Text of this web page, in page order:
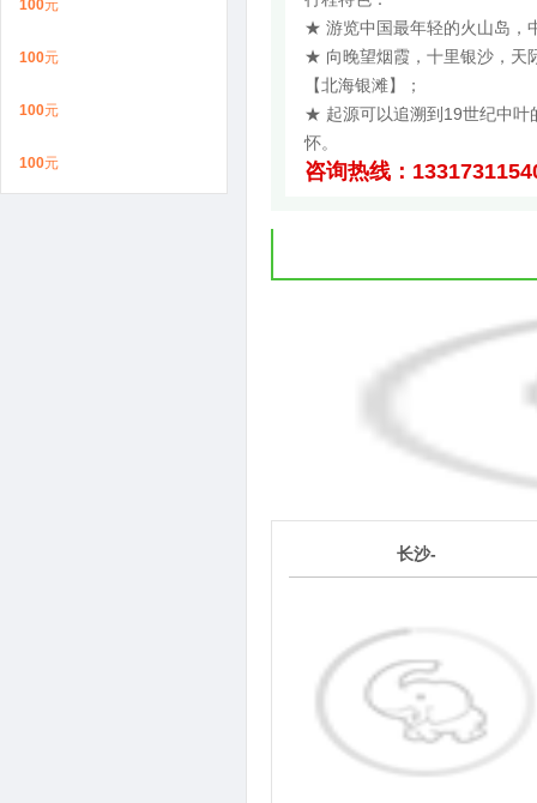
★ 游览中国最年轻的火山岛，
★ 向晚望烟霞，十里银沙，
【北海银滩】；
★ 起源可以追溯到19世纪中叶
怀。
咨询热线：
长沙-
100元
100元
100元
100元